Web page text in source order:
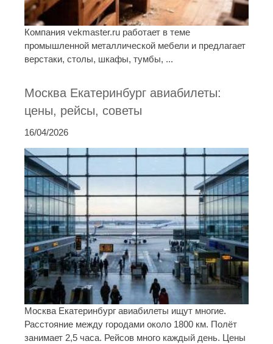
Компания vekmaster.ru работает в теме
промышленной металлической мебели и предлагает
верстаки, столы, шкафы, тумбы, ...
Москва Екатеринбург авиабилеты:
цены, рейсы, советы
16/04/2026
Москва Екатеринбург авиабилеты ищут многие.
Расстояние между городами около 1800 км. Полёт
занимает 2,5 часа. Рейсов много каждый день. Цены